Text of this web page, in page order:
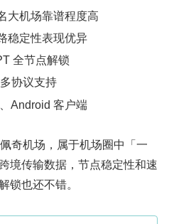
大机场靠谱程度高
稳定性表现优异
全节点解锁
协议支持
Android 客户端
奇机场，属于机场圈中「一
境传输数据，节点稳定性和速
锁也还不错。